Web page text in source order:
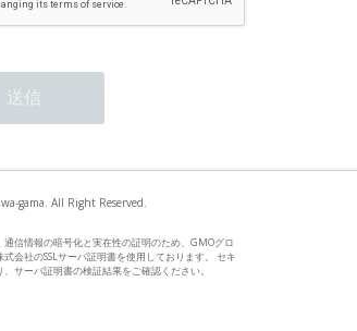
gama. All Right Reserved.
通信情報の暗号化と実在性の証明のため、GMOグロ
会社のSSLサーバ証明書を使用しております。 セキ
、サーバ証明書の検証結果をご確認ください。